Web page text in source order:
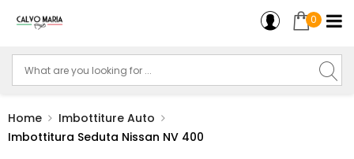
0
Home
Imbottiture Auto
Imbottitura Seduta Nissan NV 400